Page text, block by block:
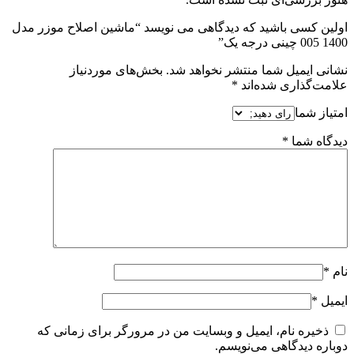
اولین کسی باشید که دیدگاهی می نویسد “ماشین اصلاح موزر مدل
1400 005 چینی درجه یک”
نشانی ایمیل شما منتشر نخواهد شد. بخش‌های موردنیاز
علامت‌گذاری شده‌اند *
امتیاز شما
دیدگاه شما *
نام *
ایمیل *
ذخیره نام، ایمیل و وبسایت من در مرورگر برای زمانی که
دوباره دیدگاهی می‌نویسم.